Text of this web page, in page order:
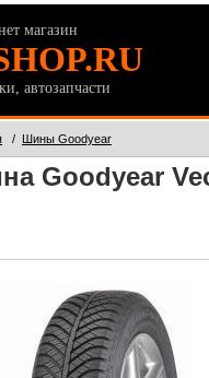
магазин
автозапчасти
/ Шины Goodyear
Goodyear